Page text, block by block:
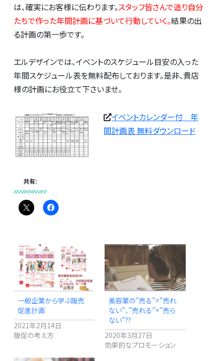
は、確実にお客様に伝わります。スタッフ皆さんで造り自分
たちで作った年間計画に基づいて行動していく。結果の出
る計画の第一歩です。
エルデザインでは、イベントのスケジュール目安の入った
年間スケジュール表を無料配布しております。是非、貴店
様の計画にお役立て下さいませ。
イベントカレンダー付 年
間計画表 無料ダウンロード
共有:
一般企業から学ぶ販売
促進計画
2021年2月14日
販促の考え方
美容業の”売る”=”売れ
ない”、”売れる”=”売ら
ない”??
2020年3月27日
効果的なプロモーション